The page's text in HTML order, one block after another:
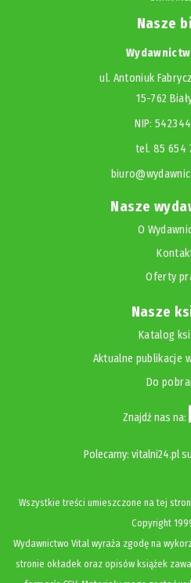
Nasze
ul. Antoniuk
15-762
NIP:
tel. 85 654
Nasze
O
Oferty
Nasze
Katalog
Aktualne publikacje
Do
Znajdź nas na:
Polecamy: vitalni24.pl
Wszystkie treści umieszczone na tej
Copyright
Wydawnictwo Vital wyraża zgodę na
stronie okładek oraz opisów książek